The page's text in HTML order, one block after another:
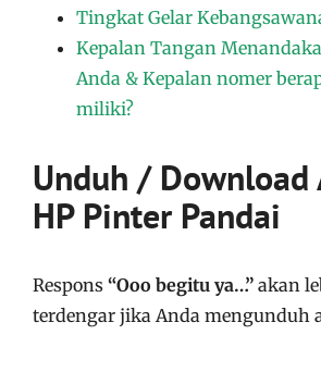
Tingkat Gelar
Kepalan Tangan
Anda & Kepalan nomer
miliki?
Unduh / Download
HP Pinter Pandai
Respons “Ooo begitu ya…” akan
terdengar jika Anda mengunduh